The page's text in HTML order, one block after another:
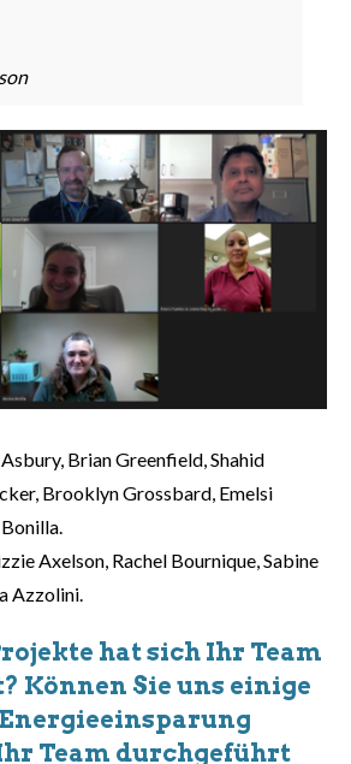
Brian Greenfield, Shahid
Brooklyn Grossbard, Emelsi
Axelson, Rachel Bournique, Sabine
Azzolini.
hat sich Ihr Team
Können Sie uns einige
Team durchgeführt